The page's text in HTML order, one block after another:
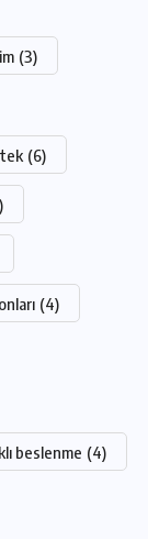
(3)
(6)
(4)
beslenme (4)